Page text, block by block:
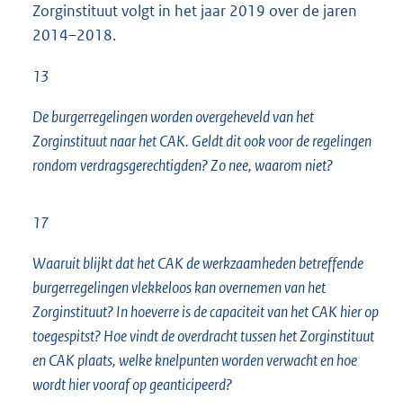
Zorginstituut volgt in het jaar 2019 over de jaren
2014–2018.
13
De burgerregelingen worden overgeheveld van het
Zorginstituut naar het CAK. Geldt dit ook voor de regelingen
rondom verdragsgerechtigden? Zo nee, waarom niet?
17
Waaruit blijkt dat het CAK de werkzaamheden betreffende
burgerregelingen vlekkeloos kan overnemen van het
Zorginstituut? In hoeverre is de capaciteit van het CAK hier op
toegespitst? Hoe vindt de overdracht tussen het Zorginstituut
en CAK plaats, welke knelpunten worden verwacht en hoe
wordt hier vooraf op geanticipeerd?